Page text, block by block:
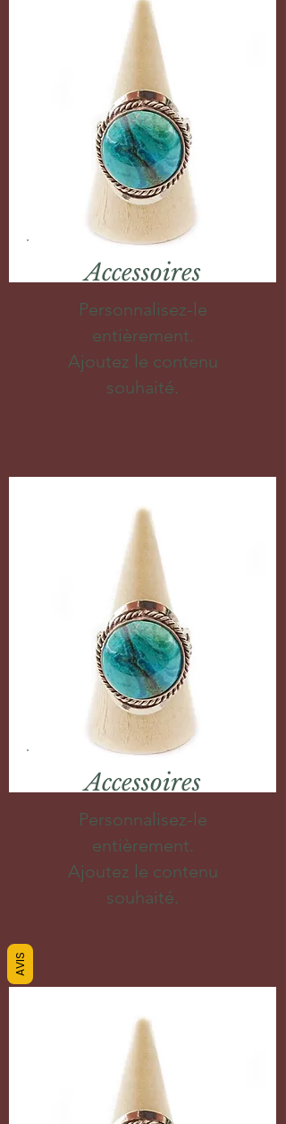
Accessoires
Personnalisez-le
entièrement.
Ajoutez le contenu
souhaité.
Accessoires
Personnalisez-le
entièrement.
Ajoutez le contenu
souhaité.
AVIS